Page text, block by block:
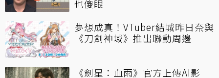
也傻眼
夢想成真！VTuber結城昨日奈與
《刀劍神域》推出聯動周邊
《劍星：血雨》官方上傳AI影